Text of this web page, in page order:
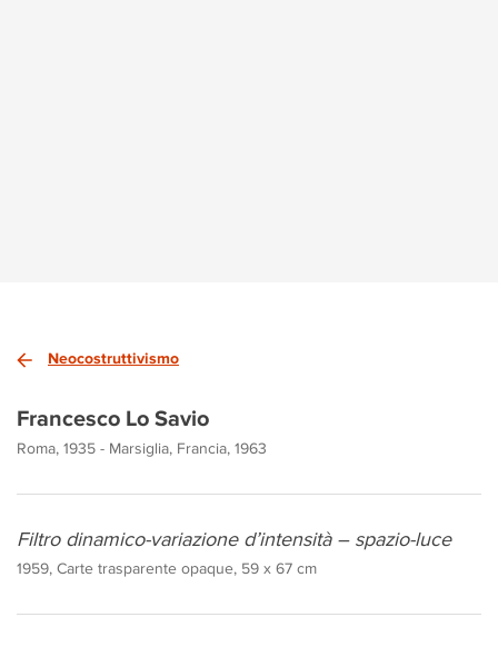
Neocostruttivismo
Francesco Lo Savio
Roma, 1935 - Marsiglia, Francia, 1963
Filtro dinamico-variazione d’intensità – spazio-luce
1959, Carte trasparente opaque, 59 x 67 cm